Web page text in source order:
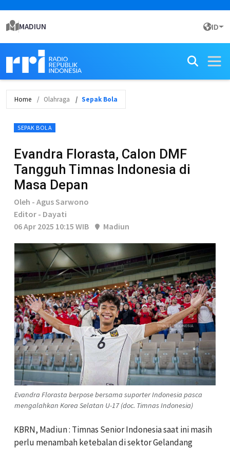
MADIUN ID
Home Olahraga Sepak Bola
SEPAK BOLA
Evandra Florasta, Calon DMF
Tangguh Timnas Indonesia di
Masa Depan
Oleh - Agus Sarwono
Editor - Dayati
06 Apr 2025 10:15 WIB
Madiun
Evandra Florasta berpose bersama suporter Indonesia pasca
mengalahkan Korea Selatan U-17 (doc. Timnas Indonesia)
KBRN, Madiun : Timnas Senior Indonesia saat ini masih
perlu menambah ketebalan di sektor Gelandang